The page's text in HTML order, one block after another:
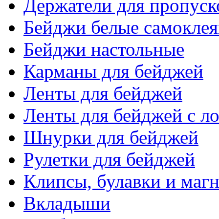
Держатели для
Бейджи белые
Бейджи настольные
Карманы для бейджей
Ленты для бейджей
Ленты для бейджей с
Шнурки для бейджей
Рулетки для бейджей
Клипсы, булавки и
Вкладыши